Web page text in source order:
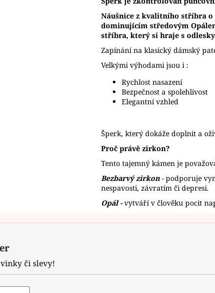
Náušnice z kvalitního stříbra o
dominujícím středovým
stříbra, který si hraje s
Zapínání na klasický dámský
Velkými výhodami jsou i :
Rychlost nasazení
Bezpečnost a spolehlivost
Elegantní vzhled
Šperk, který dokáže doplnit a
Proč právě zirkon?
Tento tajemný kámen je
Bezbarvý zirkon- podporuje
nespavosti, závratím či depresi.
Opál -vytváří v člověku pocit
či slevy!